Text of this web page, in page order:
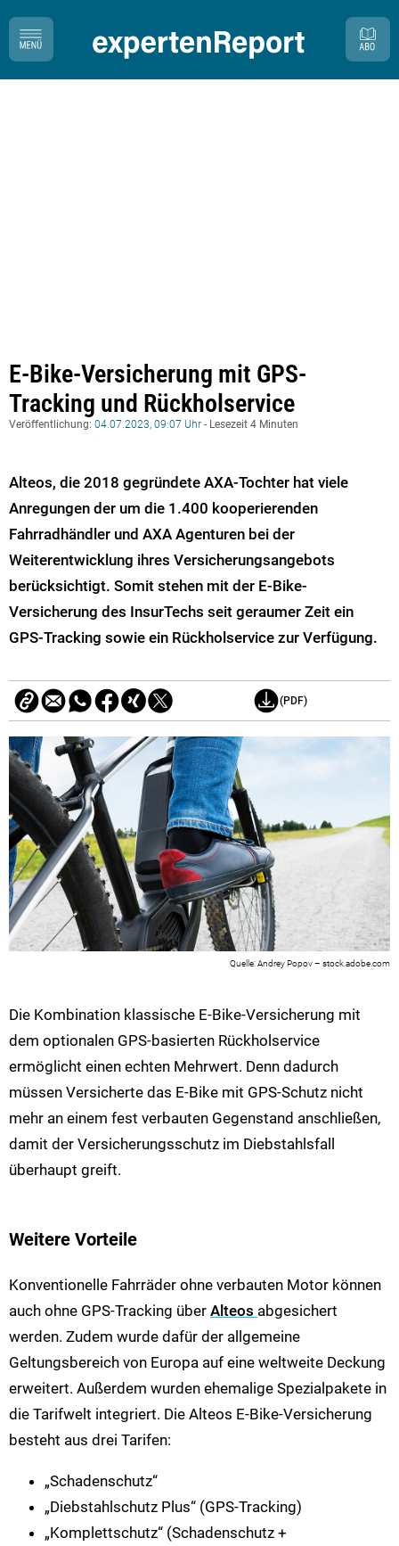
E-Bike-Versicherung mit GPS-
Tracking und Rückholservice
Veröffentlichung: 04.07.2023, 09:07 Uhr - Lesezeit 4 Minuten
Alteos, die 2018 gegründete AXA-Tochter hat viele
Anregungen der um die 1.400 kooperierenden
Fahrradhändler und AXA Agenturen bei der
Weiterentwicklung ihres Versicherungsangebots
berücksichtigt. Somit stehen mit der E-Bike-
Versicherung des InsurTechs seit geraumer Zeit ein
GPS-Tracking sowie ein Rückholservice zur Verfügung.
(PDF)
Andrey Popov – stock.adobe.com
Die Kombination klassische E-Bike-Versicherung mit
dem optionalen GPS-basierten Rückholservice
ermöglicht einen echten Mehrwert. Denn dadurch
müssen Versicherte das E-Bike mit GPS-Schutz nicht
mehr an einem fest verbauten Gegenstand anschließen,
damit der Versicherungsschutz im Diebstahlsfall
überhaupt greift.
Weitere Vorteile
Konventionelle Fahrräder ohne verbauten Motor können
auch ohne GPS-Tracking über Alteos abgesichert
werden. Zudem wurde dafür der allgemeine
Geltungsbereich von Europa auf eine weltweite Deckung
erweitert. Außerdem wurden ehemalige Spezialpakete in
die Tarifwelt integriert. Die Alteos E-Bike-Versicherung
besteht aus drei Tarifen:
„Schadenschutz“
„Diebstahlschutz Plus“ (GPS-Tracking)
„Komplettschutz“ (Schadenschutz +